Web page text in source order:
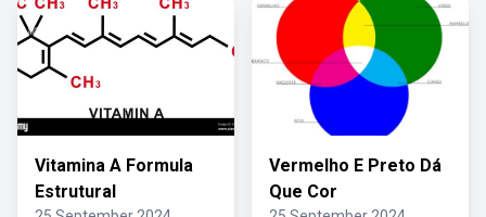
Vitamina A Formula
Estrutural
Vermelho E Preto Dá
Que Cor